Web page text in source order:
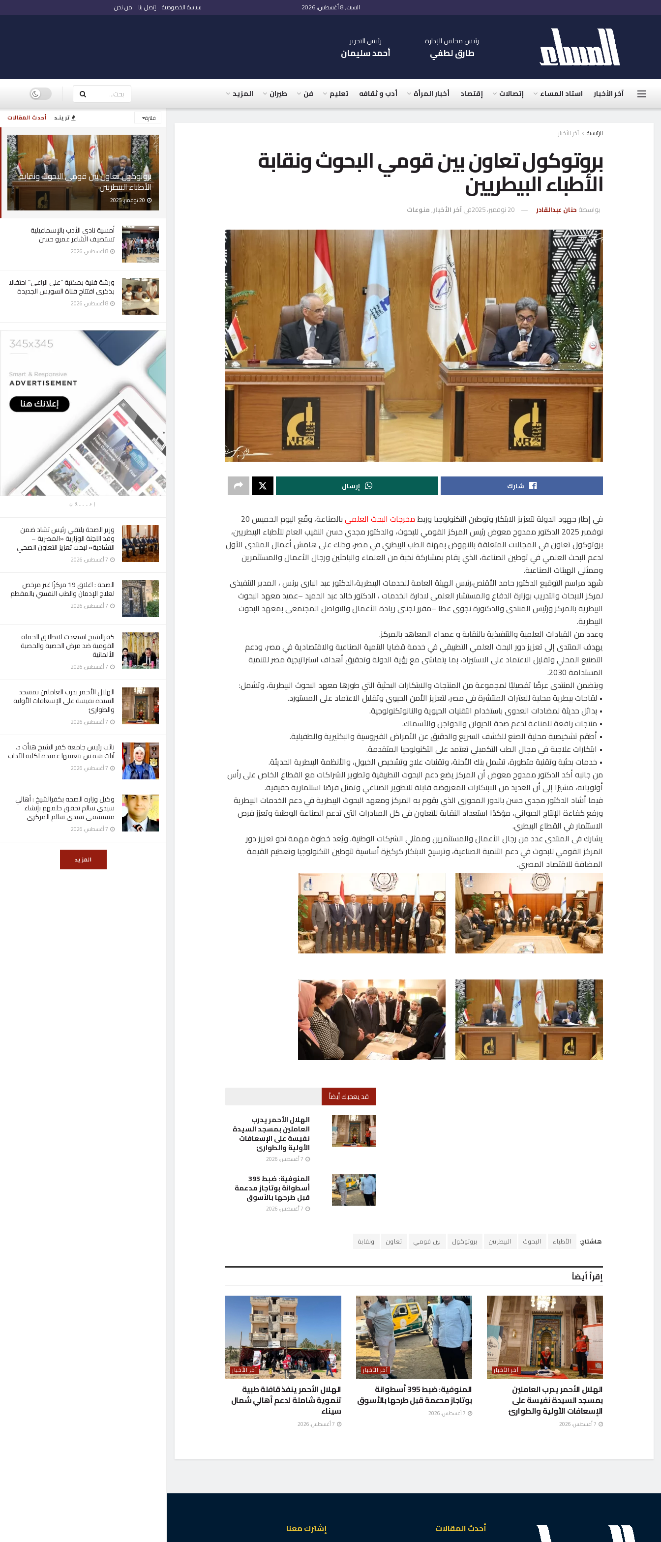
أحدث المقالات ترينـد فلترة
بروتوكول تعاون بين قومي البحوث ونقابة
الأطباء البيطريين
أمسية نادي الأدب بالإسماعيلية
تستضيف الشاعر عمرو حسن
ورشة فنية بمكتبة “على الراعى” احتفالا
بذكرى افتتاح قناة السويس الجديدة
إعـــلان
وزير الصحة يلتقي رئيس تشاد ضمن
وفد اللجنة الوزارية «المصرية –
التشادية» لبحث تعزيز التعاون الصحي
الصحة : اغلاق 19 مركزًا غير مرخص
لعلاج الإدمان والطب النفسي بالمقطم
كفرالشيخ استعدت لانطلاق الحملة
القومية ضد مرض الحصبة والحصبة
الألمانية
الهلال الأحمر يدرب العاملين بمسجد
السيدة نفيسة على الإسعافات الأولية
والطوارئ
نائب رئيس جامعة كفر الشيخ هنأت د.
آيات شمس بتعيينها عميدة لكلية الآداب
وكيل وزاره الصحه بكفرالشيخ : أهالي
سيدي سالم تحقق حلمهم بإنشاء
مستشفى سيدى سالم المركزى
المزيد
السبت, 8 أغسطس, 2026 سياسة الخصوصية إتصل بنا من نحن
رئيس مجلس الإدارة
طارق لطفي
رئيس التحرير
أحمد سليمان
آخر الأخبار استاد المساء إتصالات إقتصاد أخبار المرأة أدب و ثقافه تعليم فن طيران المزيد
الرئيسية آخر الأخبار
بروتوكول تعاون بين قومي البحوث ونقابة
الأطباء البيطريين
بواسطة حنان عبدالقادر 20 نوفمبر، 2025 فيآخر الأخبار,منوعات
شارك إرسال
في إطار جهود الدولة لتعزيز الابتكار وتوطين التكنولوجيا وربطمخرجات البحث العلمي
بالصناعة، وقّع اليوم الخميس 20
نوفمبر 2025 الدكتور ممدوح معوض رئيس المركز القومي للبحوث، والدكتور مجدي حسن النقيب العام للأطباء البيطريين،
بروتوكول تعاون في المجالات المتعلقة بالنهوض بمهنة الطب البيطري في مصر، وذلك على هامش أعمال المنتدى الأول
لدعم البحث العلمي في توطين الصناعة، الذي يقام بمشاركة نخبة من العلماء والباحثين ورجال الأعمال والمستثمرين
وممثلي الهيئات الصناعية.
شهد مراسم التوقيع الدكتور حامد الأقنص،رئيس الهيئة العامة للخدمات البيطرية،الدكتور عبد البارى برنس ، المدير التنفيذى
لمركز الابحاث والتدريب بوزارة الدفاع والمستشار العلمى لادارة الخدمات ، الدكتور خالد عبد الحميد –عميد معهد البحوث
البيطرية بالمركز ورئيس المنتدى والدكتورة نجوى عطا –مقرر لجنتى ريادة الأعمال والتواصل المجتمعى بمعهد البحوث
البيطرية.
وعدد من القيادات العلمية والتنفيذية بالنقابة و عمداء المعاهد بالمركز.
يهدف المنتدى إلى تعزيز دور البحث العلمي التطبيقي في خدمة قضايا التنمية الصناعية والاقتصادية في مصر، ودعم
التصنيع المحلي وتقليل الاعتماد على الاستيراد، بما يتماشى مع رؤية الدولة وتحقيق أهداف استراتيجية مصر للتنمية
المستدامة 2030.
ويتضمن المنتدى عرضًا تفصيليًا لمجموعة من المنتجات والابتكارات البحثية التي طورها معهد البحوث البيطرية، وتشمل:
• لقاحات بيطرية محلية للعترات المنتشرة في مصر، لتعزيز الأمن الحيوي وتقليل الاعتماد على المستورد.
• بدائل حديثة لمضادات العدوى باستخدام التقنيات الحيوية والنانوتكنولوجية.
• منتجات رافعة للمناعة لدعم صحة الحيوان والدواجن والأسماك.
• أطقم تشخيصية محلية الصنع للكشف السريع والدقيق عن الأمراض الفيروسية والبكتيرية والطفيلية.
• ابتكارات علاجية في مجال الطب التكميلي تعتمد على التكنولوجيا المتقدمة.
• خدمات بحثية وتقنية متطورة، تشمل بنك الأجنة، وتقنيات علاج وتشخيص الخيول، والأنظمة البيطرية الحديثة.
من جانبه أكد الدكتور ممدوح معوض أن المركز يضع دعم البحوث التطبيقية وتطوير الشراكات مع القطاع الخاص على رأس
أولوياته، مشيرًا إلى أن العديد من الابتكارات المعروضة قابلة للتطوير الصناعي وتمثل فرصًا استثمارية حقيقية.
فيما أشاد الدكتور مجدي حسن بالدور المحوري الذي يقوم به المركز ومعهد البحوث البيطرية في دعم الخدمات البيطرية
ورفع كفاءة الإنتاج الحيواني، مؤكدًا استعداد النقابة للتعاون في كل المبادرات التي تدعم الصناعة الوطنية وتعزز فرص
الاستثمار في القطاع البيطري.
يشارك فى المنتدى عدد من رجال الأعمال والمستثمرين وممثلي الشركات الوطنية. ويُعد خطوة مهمة نحو تعزيز دور
المركز القومي للبحوث في دعم التنمية الصناعية، وترسيخ الابتكار كركيزة أساسية لتوطين التكنولوجيا وتعظيم القيمة
المضافة للاقتصاد المصري.
قد يعجبك أيضاً
الهلال الأحمر يدرب
العاملين بمسجد السيدة
نفيسة على الإسعافات
الأولية والطوارئ
المنوفية: ضبط 395
أسطوانة بوتاجاز مدعمة
قبل طرحها بالأسوق
هاشتاج: الأطباء البحوث البيطريين بروتوكول بين قومي تعاون ونقابة
إقرأ أيضاً
آخر الأخبار
الهلال الأحمر يدرب العاملين
بمسجد السيدة نفيسة على
الإسعافات الأولية والطوارئ
آخر الأخبار
المنوفية: ضبط 395 أسطوانة
بوتاجاز مدعمة قبل طرحها بالأسوق
آخر الأخبار
الهلال الأحمر ينفذ قافلة طبية
تنموية شاملة لدعم أهالي شمال
سيناء
أحدث المقالات
إشترك معنا